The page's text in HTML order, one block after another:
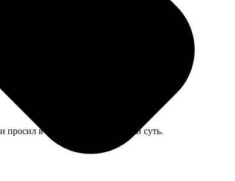
гости оценили, всем понравилась такая
в комментариях. Уловили суть.